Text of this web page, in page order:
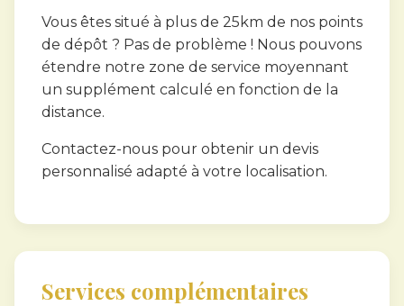
Vous êtes situé à plus de 25km de nos points
de dépôt ? Pas de problème ! Nous pouvons
étendre notre zone de service moyennant
un supplément calculé en fonction de la
distance.
Contactez-nous pour obtenir un devis
personnalisé adapté à votre localisation.
Services complémentaires